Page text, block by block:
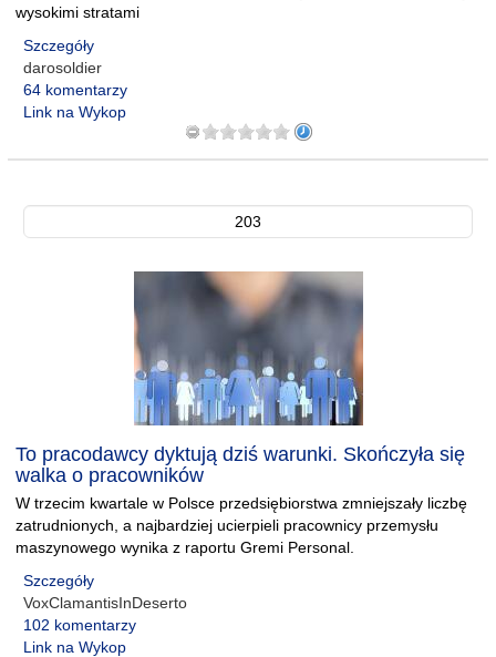
wysokimi stratami
Szczegóły
darosoldier
64 komentarzy
Link na Wykop
203
To pracodawcy dyktują dziś warunki. Skończyła się
walka o pracowników
W trzecim kwartale w Polsce przedsiębiorstwa zmniejszały liczbę
zatrudnionych, a najbardziej ucierpieli pracownicy przemysłu
maszynowego wynika z raportu Gremi Personal.
Szczegóły
VoxClamantisInDeserto
102 komentarzy
Link na Wykop